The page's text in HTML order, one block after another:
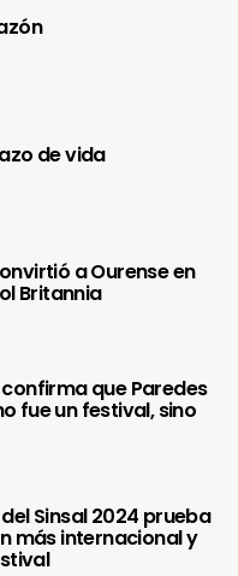
de vida
a Ourense en
Britannia
que Paredes
fue un festival, sino
Sinsal 2024 prueba
más internacional y